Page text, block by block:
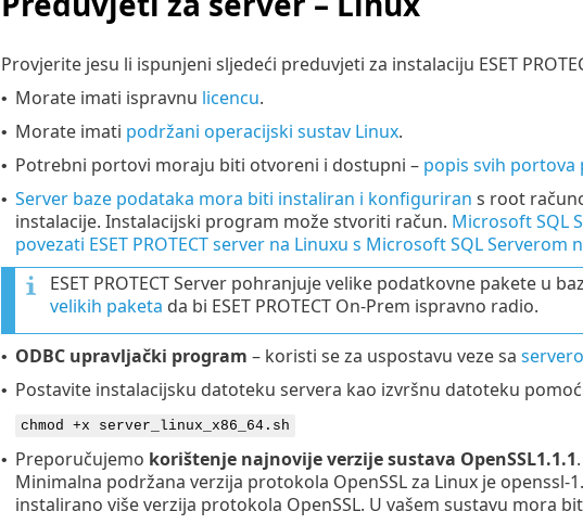
Provjerite jesu li ispunjeni sljedeći preduvjeti za instalaciju ESET
• Morate imati ispravnu licencu.
• Morate imati podržani operacijski sustav Linux.
• Potrebni portovi moraju biti otvoreni i dostupni – popis svih portova
• Server baze podataka mora biti instaliran i konfiguriran s root
instalacije. Instalacijski program može stvoriti račun. Microsoft SQL
povezati ESET PROTECT server na Linuxu s Microsoft SQL Serverom
ESET PROTECT Server pohranjuje velike podatkovne pakete u
velikih paketa da bi ESET PROTECT On-Prem ispravno radio.
• ODBC upravljački program – koristi se za uspostavu veze sa
• Postavite instalacijsku datoteku servera kao izvršnu datoteku
chmod +x server_linux_x86_64.sh
• Preporučujemo korištenje najnovije verzije sustava OpenSSL1.1.1
Minimalna podržana verzija protokola OpenSSL za Linux je
instalirano više verzija protokola OpenSSL. U vašem sustavu mora